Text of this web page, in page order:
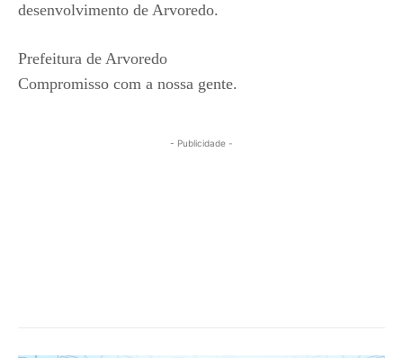
desenvolvimento de Arvoredo.
Prefeitura de Arvoredo
Compromisso com a nossa gente.
- Publicidade -